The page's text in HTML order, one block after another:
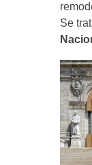
Se